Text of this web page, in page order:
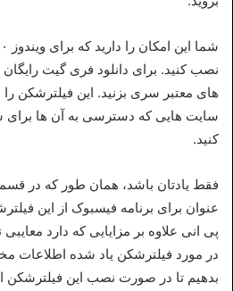
های معتبر سری بزنید. این فیلترشکن را
سایت هایی که دسترسی به آن ها
کنید.
فقط یادتان باشد، همان طور که در
عنوان برای برنامه فیسبوک از این
پی انی علاوه بر مزایایی که دارد
در مورد فیلترشکن یاد شده اطلاعات
بدهیم تا در صورت نصب این